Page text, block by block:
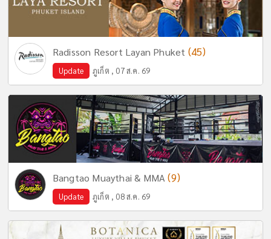
Radisson Resort Layan Phuket (45)
Update ภูเก็ต , 07 ส.ค. 69
Bangtao Muaythai & MMA(9)
Update ภูเก็ต , 08 ส.ค. 69